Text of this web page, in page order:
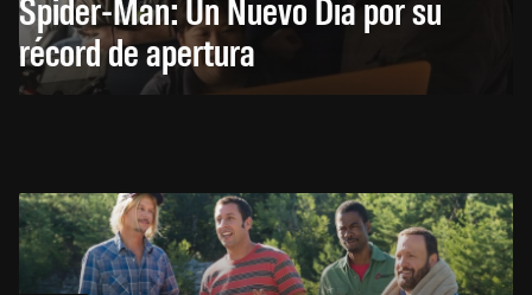
récord de apertura